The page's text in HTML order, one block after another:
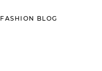
FASHION BLOG